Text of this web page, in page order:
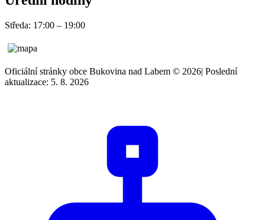
Středa: 17:00 – 19:00
Oficiální stránky obce Bukovina nad Labem © 2026| Poslední
aktualizace: 5. 8. 2026